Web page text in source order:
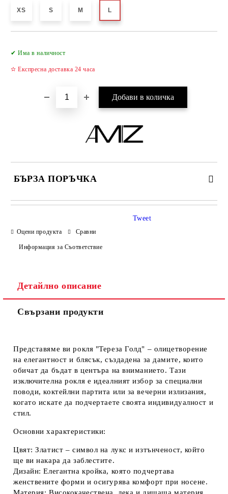
XS S M L
✔ Има в наличност
✫ Експресна доставка 24 часа
БЪРЗА ПОРЪЧКА
САМО ПОПЪЛНЕТЕ 2 ПОЛЕТА
Оцени продукта Сравни
Информация за Съответствие
Tweet
Детайлно описание
Свързани продукти
Представяме ви рокля "Тереза Голд" – олицетворение
на елегантност и блясък, създадена за дамите, които
обичат да бъдат в центъра на вниманието. Тази
изключителна рокля е идеалният избор за специални
поводи, коктейлни партита или за вечерни излизания,
когато искате да подчертаете своята индивидуалност и
стил.
Основни характеристики:
Цвят: Златист – символ на лукс и изтънченост, който
ще ви накара да заблестите.
Дизайн: Елегантна кройка, която подчертава
женствените форми и осигурява комфорт при носене.